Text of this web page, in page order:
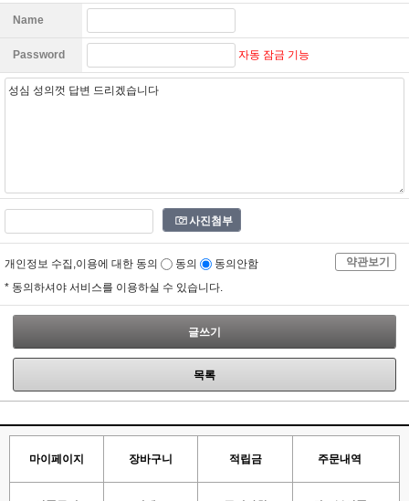
Name
Password 자동 잠금 기능
사진첨부
개인정보 수집,이용에 대한 동의 동의 동의안함
약관보기
* 동의하셔야 서비스를 이용하실 수 있습니다.
글쓰기
목록
마이페이지 장바구니 적립금 주문내역